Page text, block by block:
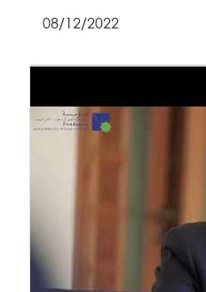
08/12/2022